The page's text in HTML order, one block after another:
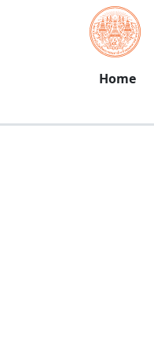
Skip to main content
Main
Home